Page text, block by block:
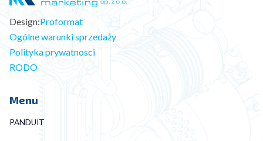
Design:Proformat
Ogólne warunki sprzedaży
Polityka prywatnosci
RODO
Menu
PANDUIT